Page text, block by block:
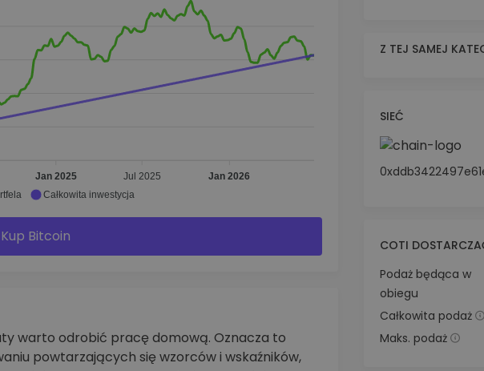
Jan 2025 Jul 2025 Jan 2026
Całkowita inwestycja
Kup Bitcoin
warto odrobić pracę domową. Oznacza to
powtarzających się wzorców i wskaźników,
Z TEJ SAMEJ
SIEĆ
COTI
Podaż będąca w
obiegu
Całkowita podaż
Maks. podaż